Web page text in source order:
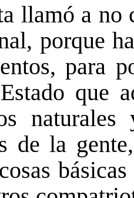
llamó a no
porque
para
que
de la